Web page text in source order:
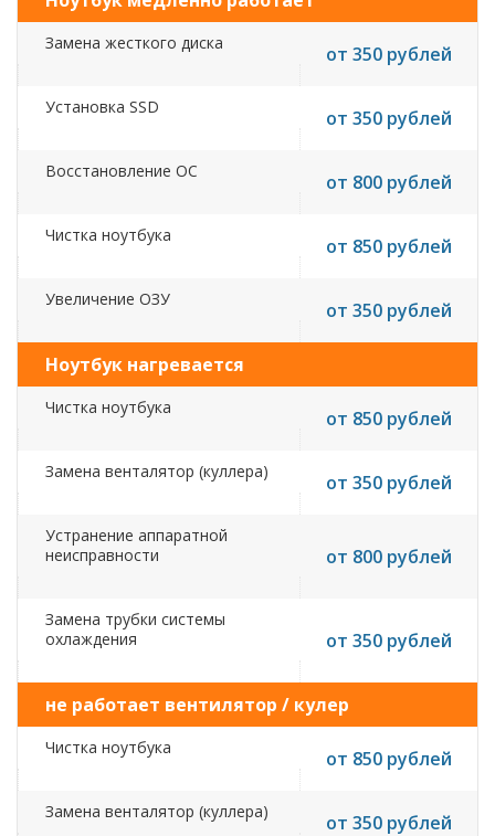
Замена жесткого диска от 350 рублей
Установка SSD от 350 рублей
Восстановление ОС от 800 рублей
Чистка ноутбука от 850 рублей
Увеличение ОЗУ от 350 рублей
Ноутбук нагревается
Чистка ноутбука от 850 рублей
Замена венталятор (куллера) от 350 рублей
Устранение аппаратной
неисправности
от 800 рублей
Замена трубки системы
охлаждения
от 350 рублей
не работает вентилятор / кулер
Чистка ноутбука от 850 рублей
Замена венталятор (куллера) от 350 рублей